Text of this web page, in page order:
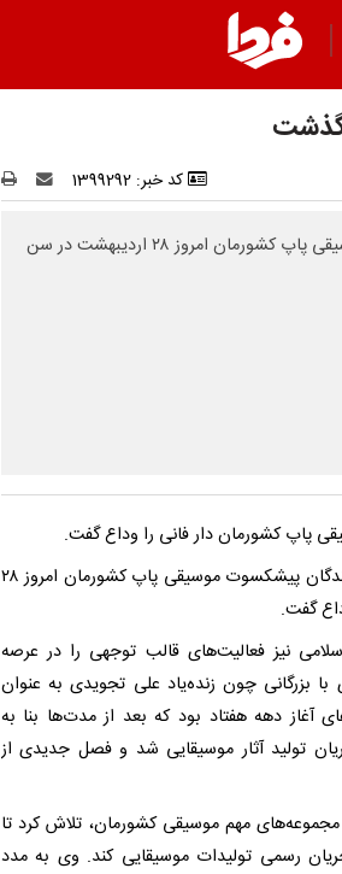
کد خبر: 1399292
مهدی سپهر از خوانندگان پیشکسوت موسیقی پاپ کشورمان امروز ۲۸ اردیبهشت در سن
پاپ کشورمان دار فانی را وداع گفت.
به گزارش خبرنگار مهر، مهدی سپهر از خوانندگان پیشکسوت موسیقی پاپ کشورمان امروز ۲۸
نیز فعالیت‌های قالب توجهی را در عرصه
بزرگانی چون زنده‌یاد علی تجویدی به عنوان
آغاز دهه هفتاد بود که بعد از مدت‌ها بنا به
تولید آثار موسیقایی شد و فصل جدیدی از
مهم موسیقی کشورمان، تلاش کرد تا
رسمی تولیدات موسیقایی کند. وی به مدد